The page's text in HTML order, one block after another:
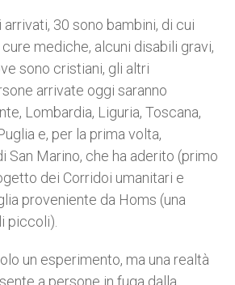
30 sono bambini, di cui
mediche, alcuni disabili gravi,
sono cristiani, gli altri
arrivate oggi saranno
Lombardia, Liguria, Toscana,
e, per la prima volta,
San Marino, che ha aderito (primo
dei Corridoi umanitari e
proveniente da Homs (una
piccoli).
un esperimento, ma una realtà
a persone in fuga dalla